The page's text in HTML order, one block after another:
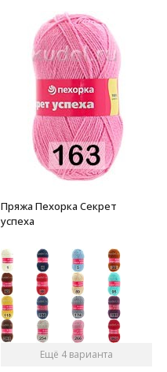
Пряжа Пехорка Секрет
успеха
Ещё 4 варианта